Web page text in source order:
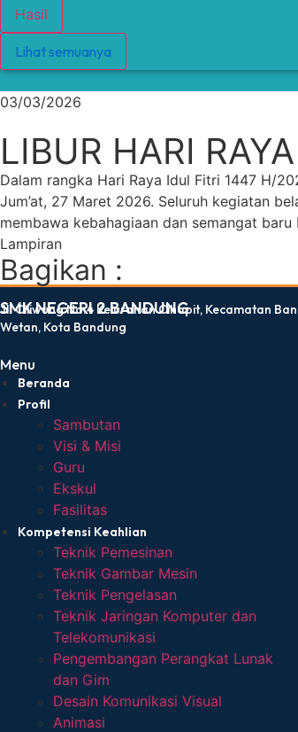
Hasil
Lihat semuanya
03/03/2026
LIBUR HARI
Dalam rangka Hari Raya Idul Fitri 1447 H/
Jum’at, 27 Maret 2026. Seluruh kegiatan
membawa kebahagiaan dan semangat
Lampiran
Bagikan :
dibuat oleh rrdigital.id
SMK NEGERI 2 BANDUNG
Jl. Ciliwung No.4 Kelurahan Cihapit, Kecamatan
Wetan, Kota Bandung
Menu
Beranda
Profil
Sambutan
Visi & Misi
Guru
Ekskul
Fasilitas
Kompetensi Keahlian
Teknik Pemesinan
Teknik Gambar Mesin
Teknik Pengelasan
Teknik Jaringan Komputer dan
Telekomunikasi
Pengembangan Perangkat Lunak
dan Gim
Desain Komunikasi Visual
Animasi